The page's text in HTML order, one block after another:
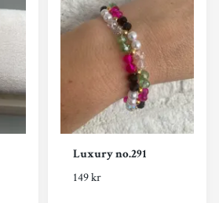
Luxury no.291
149 kr